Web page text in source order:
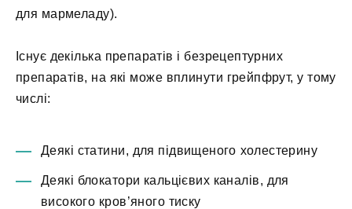
для мармеладу).
Існує декілька препаратів і безрецептурних
препаратів, на які може вплинути грейпфрут, у тому
числі:
Деякі статини, для підвищеного холестерину
Деякі блокатори кальцієвих каналів, для
високого кров’яного тиску